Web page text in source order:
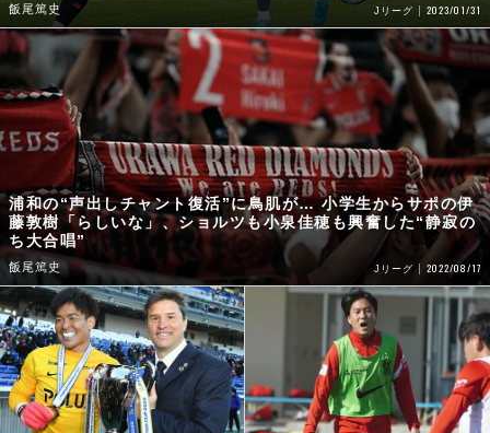
飯尾篤史 Jリーグ 2023/01/31
浦和の“声出しチャント復活”に鳥肌が… 小学生からサポの伊
藤敦樹「らしいな」、ショルツも小泉佳穂も興奮した“静寂の
ち大合唱”
飯尾篤史 Jリーグ 2022/08/17